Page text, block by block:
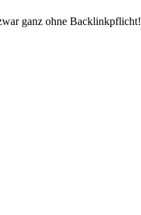
ganz ohne Backlinkpflicht!